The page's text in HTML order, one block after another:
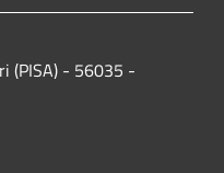
(PISA) - 56035 -